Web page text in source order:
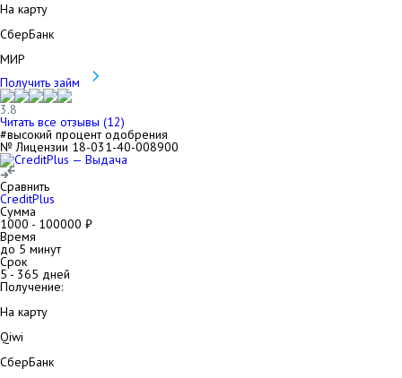
На карту
СберБанк
МИР
Получить займ
3.8
Читать все отзывы (12)
#высокий процент одобрения
№ Лицензии 18-031-40-008900
Сравнить
CreditPlus
Сумма
1000 - 100000 ₽
Время
до 5 минут
Срок
5- 365 дней
Получение:
На карту
Qiwi
СберБанк